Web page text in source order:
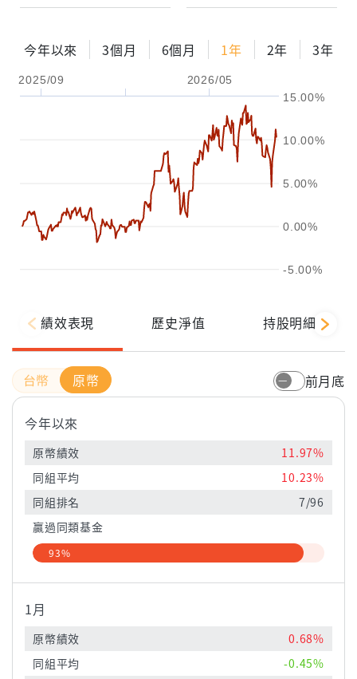
今年以來 3個月 6個月 1年 2年 3年
2025/09 2026/05
-5.00%
0.00%
5.00%
10.00%
15.00%
配息金額
-%
績效表現 歷史淨值 持股明細
原幣 前月底
今年以來
原幣績效
11.97%
同組平均
10.23%
同組排名
7/96
贏過同類基金
93%
1月
原幣績效
0.68%
同組平均
-0.45%